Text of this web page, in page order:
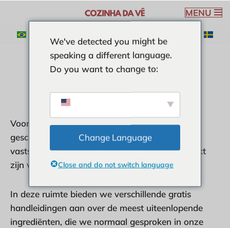
MENU
INGREDINTEN
Voor een heerlijk recept moet je altijd de meest
geschikte ingrediënten kiezen. Hiervoor moet u
vaststellen of de ingrediënten het meest geschikt
zijn voor het recept dat u gaat bereiden.
In deze ruimte bieden we verschillende gratis
handleidingen aan over de meest uiteenlopende
ingrediënten, die we normaal gesproken in onze
We've detected you might be
speaking a different language.
Do you want to change to:
Change Language
Close and do not switch language